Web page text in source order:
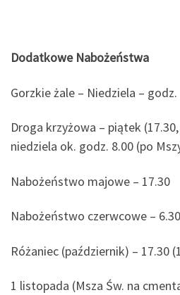
Dodatkowe Nabożeństwa
Gorzkie żale – Niedziela – godz.
Droga krzyżowa – piątek
niedziela ok. godz. 8.00 (po
Nabożeństwo majowe – 17.30
Nabożeństwo czerwcowe – 6.30
Różaniec (październik) – 17.30
1 listopada (Msza Św. na